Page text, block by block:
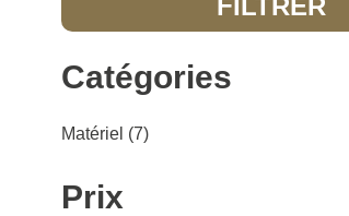
FILTRER
Catégories
Matériel (7)
Prix